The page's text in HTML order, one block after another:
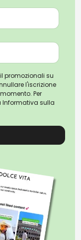
promozionali su
l'iscrizione
Per
Informativa sulla